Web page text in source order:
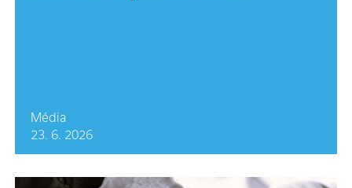
Média
23. 6. 2026